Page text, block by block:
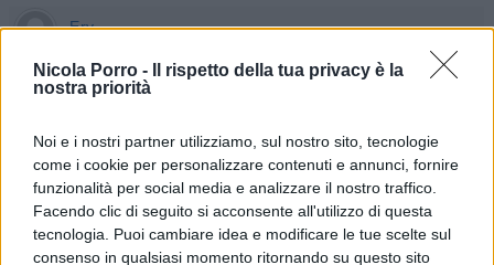
Nicola Porro -
Il rispetto della tua privacy è la
nostra priorità
Noi e i nostri partner utilizziamo, sul nostro sito, tecnologie
come i cookie per personalizzare contenuti e annunci, fornire
funzionalità per social media e analizzare il nostro traffico.
Facendo clic di seguito si acconsente all'utilizzo di questa
tecnologia. Puoi cambiare idea e modificare le tue scelte sul
consenso in qualsiasi momento ritornando su questo sito
Ery
Il papa predica bene e razzola male as usual.
Rispondi
Luigi settimi
8 Luglio 2026, 21:59 21:59